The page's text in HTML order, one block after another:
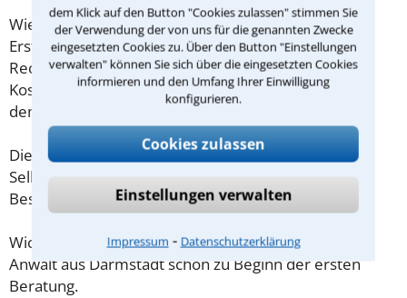
dem Klick auf den Button "Cookies zulassen" stimmen Sie
der Verwendung der von uns für die genannten Zwecke
eingesetzten Cookies zu. Über den Button "Einstellungen
verwalten" können Sie sich über die eingesetzten Cookies
informieren und den Umfang Ihrer Einwilligung
konfigurieren.
Cookies zulassen
Einstellungen verwalten
Impressum ⁃ Datenschutzerklärung
Wieviel ein Rechtsanwalt in Darmstadt für eine
Erstberatung verlangen darf, ist in §34 des
Rechtsanwaltsvergütungsgesetz (RVG) geregelt. Die
Kosten für das erste Beratungsgespräch betragen
demnach maximal 190,00 € zzgl. MwSt.
Diese Regelung gilt jedoch nur für Verbraucher. Für
Selbstständige oder Freiberufler gilt diese
Beschränkung nicht.
Wichtig daher: Klären Sie die Kostenfrage mit Ihrem
Anwalt aus Darmstadt schon zu Beginn der ersten
Beratung.